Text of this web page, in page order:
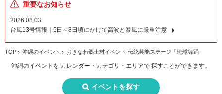
重要なお知らせ
2026.08.03
台風13号情報｜5日～8日頃にかけて高波と暴風に厳重注意
TOP 沖縄のイベント おきなわ郷土村イベント 伝統芸能ステージ「琉球舞踊」
沖縄のイベントを カレンダー・カテゴリ・エリアで 探すことができます。
イベントを探す